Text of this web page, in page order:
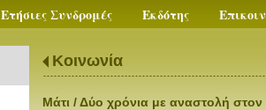
Ετήσιες Συνδρομές Εκδότης
Κοινωνία
Μάτι / Δύο χρόνια με αναστολή στον